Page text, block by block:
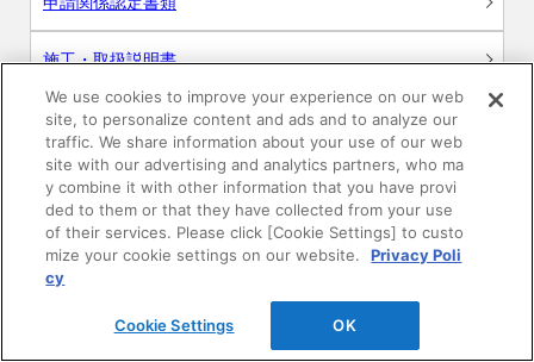
施工・取扱説明書
動画
シミュレーションツール
24時間換気システム〈エアスマート〉
簡易設計見積ソフト
R&Dセンター環境測定・分析サービス
We use cookies to improve your experience on our web
site, to personalize content and ads and to analyze our
traffic. We share information about your use of our web
site with our advertising and analytics partners, who ma
y combine it with other information that you have provi
ded to them or that they have collected from your use
of their services. Please click [Cookie Settings] to custo
mize your cookie settings on our website.
Privacy Poli
cy
Cookie Settings OK